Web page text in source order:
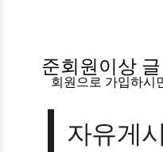
준회원이상
회원으로 가입하
자유게